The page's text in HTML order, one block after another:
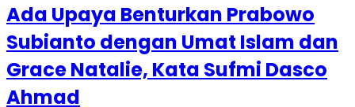
Ada Upaya Benturkan Prabowo
Subianto dengan Umat Islam dan
Grace Natalie, Kata Sufmi Dasco
Ahmad